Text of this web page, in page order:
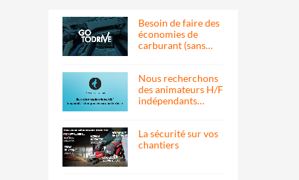
Besoin de faire des
économies de
carburant (sans…
Nous recherchons
des animateurs H/F
indépendants…
La sécurité sur vos
chantiers